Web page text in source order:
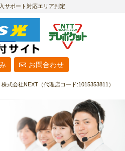
サポート対応エリア判定
お問合わせ
株式会社NEXT（代理店コード:1015353811）